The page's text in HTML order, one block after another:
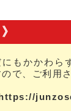
もかかわら
で、ご利用
https://